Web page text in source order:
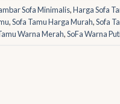
Sofa Minimalis,Harga Sofa
,Sofa Tamu Harga Murah,Sofa
Warna Merah,SoFa Warna